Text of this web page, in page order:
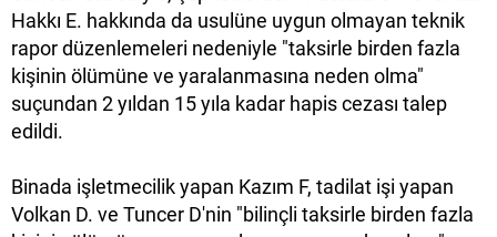
Hakkı E. hakkında da usulüne uygun olmayan teknik
rapor düzenlemeleri nedeniyle "taksirle birden fazla
kişinin ölümüne ve yaralanmasına neden olma"
suçundan 2 yıldan 15 yıla kadar hapis cezası talep
edildi.
Binada işletmecilik yapan Kazım F, tadilat işi yapan
Volkan D. ve Tuncer D'nin "bilinçli taksirle birden fazla